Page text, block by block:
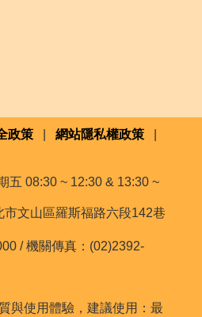
政策 網站隱私權政策
五 08:30 ~ 12:30 & 13:30 ~
文山區羅斯福路六段142巷
/ 機關傳真：(02)2392-
與使用體驗，建議使用：最